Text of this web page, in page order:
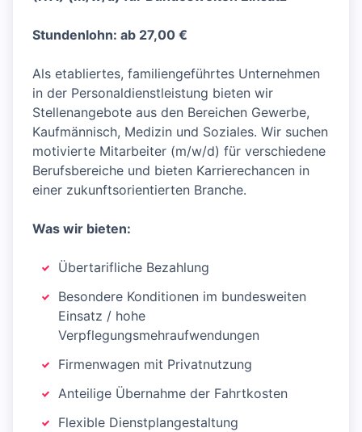
Stundenlohn: ab 27,00 €
Als etabliertes, familiengeführtes Unternehmen
in der Personaldienstleistung bieten wir
Stellenangebote aus den Bereichen Gewerbe,
Kaufmännisch, Medizin und Soziales. Wir suchen
motivierte Mitarbeiter (m/w/d) für verschiedene
Berufsbereiche und bieten Karrierechancen in
einer zukunftsorientierten Branche.
Was wir bieten:
Übertarifliche Bezahlung
Besondere Konditionen im bundesweiten
Einsatz / hohe
Verpflegungsmehraufwendungen
Firmenwagen mit Privatnutzung
Anteilige Übernahme der Fahrtkosten
Flexible Dienstplangestaltung